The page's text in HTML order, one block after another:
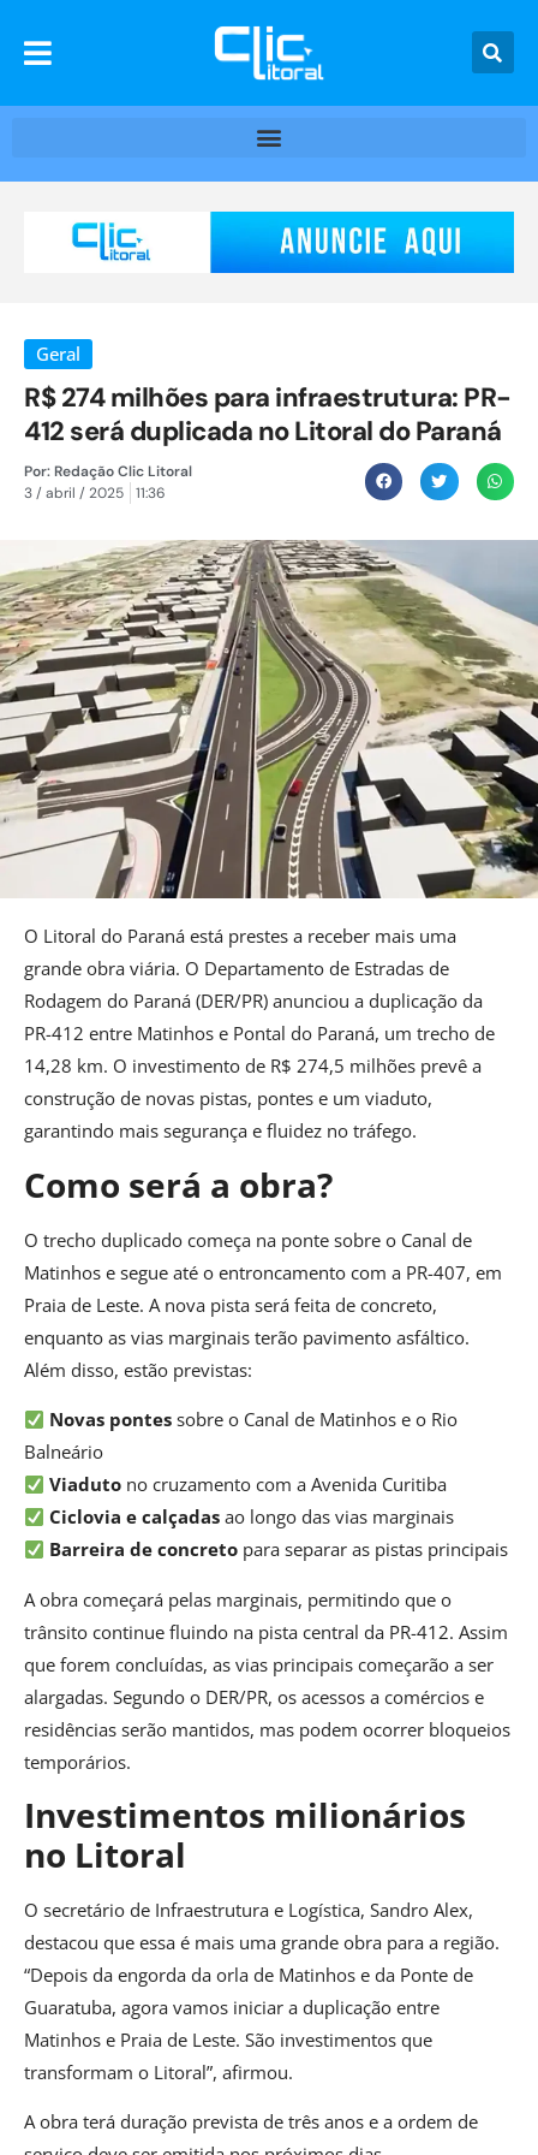
Geral
R$ 274 milhões para infraestrutura: PR-
412 será duplicada no Litoral do Paraná
Por:Redação Clic Litoral
3 / abril / 2025
11:36
O Litoral do Paraná está prestes a receber mais uma
grande obra viária. O Departamento de Estradas de
Rodagem do Paraná (DER/PR) anunciou a duplicação da
PR-412 entre Matinhos e Pontal do Paraná, um trecho de
14,28 km. O investimento de R$ 274,5 milhões prevê a
construção de novas pistas, pontes e um viaduto,
garantindo mais segurança e fluidez no tráfego.
Como será a obra?
O trecho duplicado começa na ponte sobre o Canal de
Matinhos e segue até o entroncamento com a PR-407, em
Praia de Leste. A nova pista será feita de concreto,
enquanto as vias marginais terão pavimento asfáltico.
Além disso, estão previstas:
Novas pontes sobre o Canal de Matinhos e o Rio
Balneário
Viaduto no cruzamento com a Avenida Curitiba
Ciclovia e calçadas ao longo das vias marginais
Barreira de concreto para separar as pistas principais
A obra começará pelas marginais, permitindo que o
trânsito continue fluindo na pista central da PR-412. Assim
que forem concluídas, as vias principais começarão a ser
alargadas. Segundo o DER/PR, os acessos a comércios e
residências serão mantidos, mas podem ocorrer bloqueios
temporários.
Investimentos milionários
no Litoral
O secretário de Infraestrutura e Logística, Sandro Alex,
destacou que essa é mais uma grande obra para a região.
“Depois da engorda da orla de Matinhos e da Ponte de
Guaratuba, agora vamos iniciar a duplicação entre
Matinhos e Praia de Leste. São investimentos que
transformam o Litoral”, afirmou.
A obra terá duração prevista de três anos e a ordem de